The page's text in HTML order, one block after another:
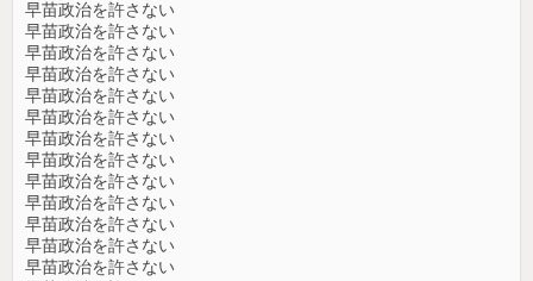
早苗政治を許さない
早苗政治を許さない
早苗政治を許さない
早苗政治を許さない
早苗政治を許さない
早苗政治を許さない
早苗政治を許さない
早苗政治を許さない
早苗政治を許さない
早苗政治を許さない
早苗政治を許さない
早苗政治を許さない
早苗政治を許さない